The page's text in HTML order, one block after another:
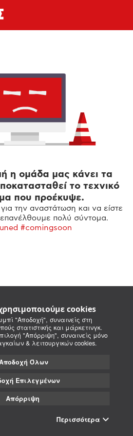
cookies
"Αποδοχή", συναινείς στη
στατιστικής και μάρκετινγκ.
"Απόρριψη", συναινείς μόνο
& λειτουργικών cookies.
Όλων
Επιλεγμένων
Απόρριψη
Περισσότερα
η ομάδα μας κάνει τα
το τεχνικό
που προέκυψε.
την αναστάτωση και να είστε
επανέλθουμε πολύ σύντομα.
#comingsoon